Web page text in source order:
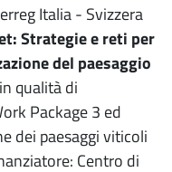
Italia - Svizzera
Strategie e reti per
del paesaggio
in qualità di
Package 3 ed
dei paesaggi viticoli
Centro di